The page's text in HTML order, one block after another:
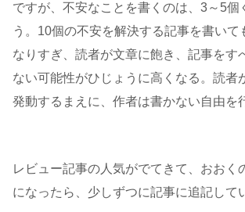
ですが、不安なことを書くのは、3～5個
う。10個の不安を解決する記事を書いて
なりすぎ、読者が文章に飽き、記事をす
ない可能性がひじょうに高くなる。読者
発動するまえに、作者は書かない自由を
レビュー記事の人気がでてきて、おおく
になったら、少しずつに記事に追記して